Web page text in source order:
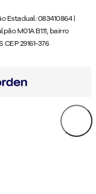
Estadual: 083410864 |
M01A B1.11, bairro
29161-376